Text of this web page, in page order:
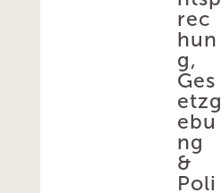
rec
hun
g,
Ges
etzg
ebu
ng
&
Poli